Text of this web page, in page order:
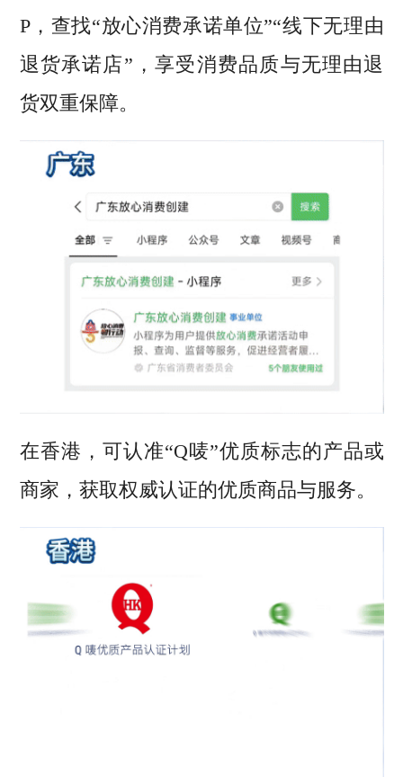
P，查找“放心消费承诺单位”“线下无理由
退货承诺店”，享受消费品质与无理由退
货双重保障。
在香港 ， 可认准“Q唛”优质标志的产品或
商家，获取权威认证的优质商品与服务。